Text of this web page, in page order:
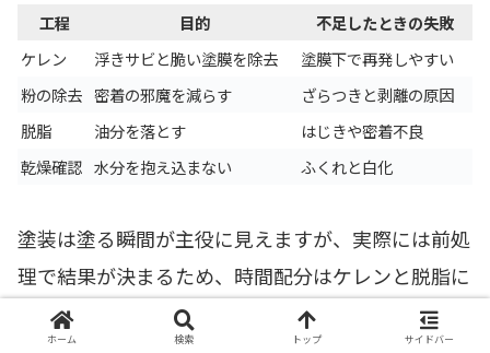
工程 目的
不足したときの失敗
ケレン
浮きサビと脆い塗膜を除去
塗膜下で再発しやすい
粉の除去 密着の邪魔を減らす
ざらつきと剥離の原因
脱脂
油分を落とす
はじきや密着不良
乾燥確認 水分を抱え込まない ふくれと白化
塗装は塗る瞬間が主役に見えますが、実際には前処
理で結果が決まるため、時間配分はケレンと脱脂に
多めに取るくらいでちょうどよいです。
ホーム 検索 トップ サイドバー